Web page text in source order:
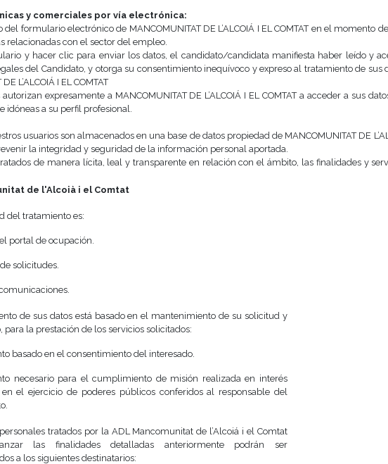
y comerciales por vía electrónica:
formulario electrónico de MANCOMUNITAT DE L’ALCOIÁ I EL COMTAT en el
relacionadas con el sector del empleo.
y hacer clic para enviar los datos, el candidato/candidata manifiesta haber leído y
del Candidato, y otorga su consentimiento inequívoco y expreso al tratamiento de
L’ALCOIÁ I EL COMTAT
expresamente a MANCOMUNITAT DE L’ALCOIÁ I EL COMTAT a acceder a sus
idóneas a su perfil profesional.
usuarios son almacenados en una base de datos propiedad de MANCOMUNITAT DE
la integridad y seguridad de la información personal aportada.
de manera lícita, leal y transparente en relación con el ámbito, las finalidades y
de l'Alcoià i el Comtat
del tratamiento es:
portal de ocupación.
solicitudes.
de sus datos está basado en el mantenimiento de su solicitud y
para la prestación de los servicios solicitados:
basado en el consentimiento del interesado.
necesario para el cumplimiento de misión realizada en interés
el ejercicio de poderes públicos conferidos al responsable del
tratados por la ADL Mancomunitat de l’Alcoiá i el Comtat
las finalidades detalladas anteriormente podrán ser
a los siguientes destinatarios: